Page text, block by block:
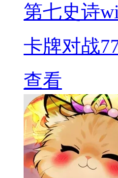
第七史诗
卡牌对战
查看